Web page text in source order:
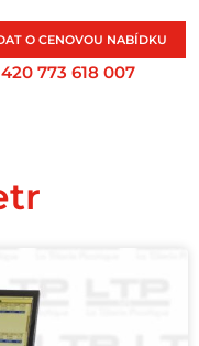
O CENOVOU NABÍDKU
773 618 007